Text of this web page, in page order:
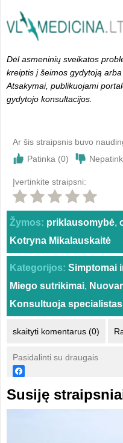
Dėl asmeninių sveikatos
kreiptis į šeimos gydytoją
Atsakymai, publikuojami
gydytojo konsultacijos.
Ar šis straipsnis buvo
Patinka (0)
Įvertinkite straipsni:
Žymos: priklausomybė,
Kotryna Mikalauskaitė
Kategorijos: Simptomai
Miego sutrikimai,
Konsultuoja specialistas
skaityti komentarus (0)
Pasidalinti su draugais
Susiję